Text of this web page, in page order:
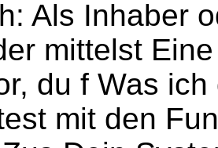
Als Inhaber
mittelst
du f Was
mit den